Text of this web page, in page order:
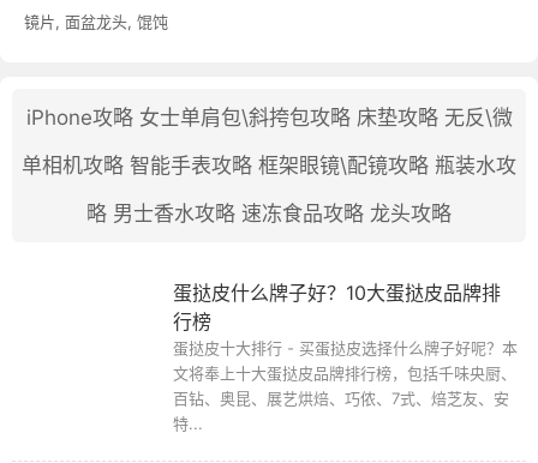
镜片, 面盆龙头, 馄饨
iPhone攻略 女士单肩包\斜挎包攻略 床垫攻略 无反\微
单相机攻略 智能手表攻略 框架眼镜\配镜攻略 瓶装水攻
略 男士香水攻略 速冻食品攻略 龙头攻略
蛋挞皮什么牌子好？10大蛋挞皮品牌排
行榜
蛋挞皮十大排行 - 买蛋挞皮选择什么牌子好呢？本
文将奉上十大蛋挞皮品牌排行榜，包括千味央厨、
百钻、奥昆、展艺烘焙、巧侬、7式、焙芝友、安
特...